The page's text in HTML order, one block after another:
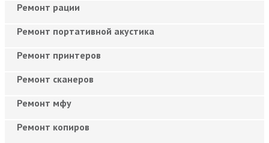
Ремонт рации
Ремонт портативной акустика
Ремонт принтеров
Ремонт сканеров
Ремонт мфу
Ремонт копиров